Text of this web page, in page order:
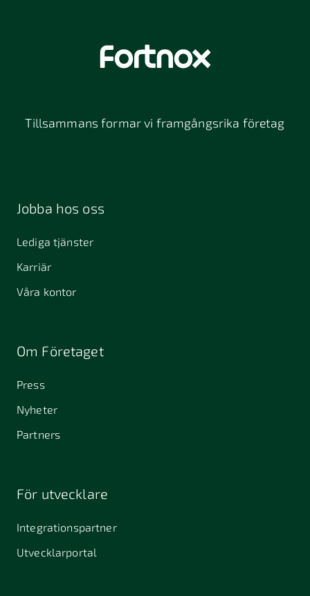
Tillsammans formar vi framgångsrika företag
Jobba hos oss
Lediga tjänster
Karriär
Våra kontor
Om Företaget
Press
Nyheter
Partners
För utvecklare
Integrationspartner
Utvecklarportal